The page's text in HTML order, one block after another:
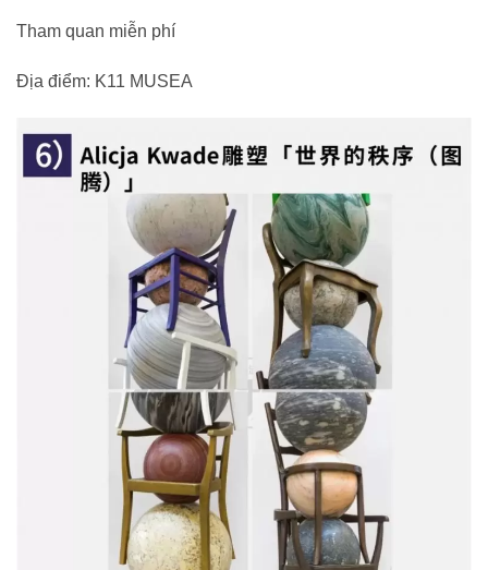
Tham quan miễn phí
Địa điểm: K11 MUSEA